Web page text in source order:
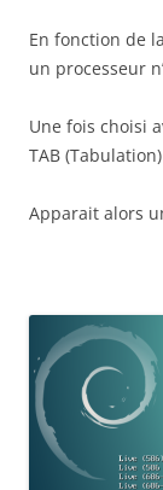
En fonction de
un processeur
Une fois choisi
TAB (Tabulation)
Apparait alors